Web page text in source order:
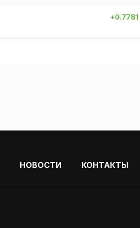
+0.7781
НОВОСТИ КОНТАКТЫ